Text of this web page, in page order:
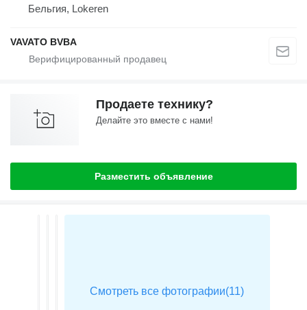
Бельгия, Lokeren
VAVATO BVBA
Продаете технику?
Делайте это вместе с нами!
Разместить объявление